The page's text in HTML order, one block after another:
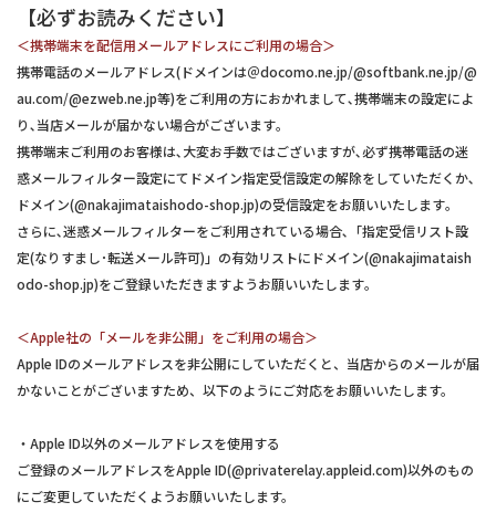
【必ずお読みください】
＜携帯端末を配信用メールアドレスにご利用の場合＞
携帯電話のメールアドレス(ドメインは＠docomo.ne.jp/@softbank.ne.jp/@
au.com/@ezweb.ne.jp等)をご利用の方におかれまして､携帯端末の設定によ
り､当店メールが届かない場合がございます｡
携帯端末ご利用のお客様は､大変お手数ではございますが､必ず携帯電話の迷
惑メールフィルター設定にてドメイン指定受信設定の解除をしていただくか､
ドメイン(@nakajimataishodo-shop.jp)の受信設定をお願いいたします｡
さらに､迷惑メールフィルターをご利用されている場合､「指定受信リスト設
定(なりすまし･転送メール許可)」の有効リストにドメイン(@nakajimataish
odo-shop.jp)をご登録いただきますようお願いいたします｡
＜Apple社の「メールを非公開」をご利用の場合＞
Apple IDのメールアドレスを非公開にしていただくと、当店からのメールが届
かないことがございますため、以下のようにご対応をお願いいたします。
・Apple ID以外のメールアドレスを使用する
ご登録のメールアドレスをApple ID(@privaterelay.appleid.com)以外のもの
にご変更していただくようお願いいたします。